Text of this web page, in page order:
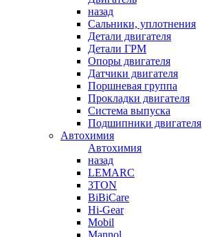
назад
Сальники, уплотнения
Детали двигателя
Детали ГРМ
Опоры двигателя
Датчики двигателя
Поршневая группа
Прокладки двигателя
Система выпуска
Подшипники двигателя
Автохимия
Автохимия
назад
LEMARC
3TON
BiBiCare
Hi-Gear
Mobil
Mannol